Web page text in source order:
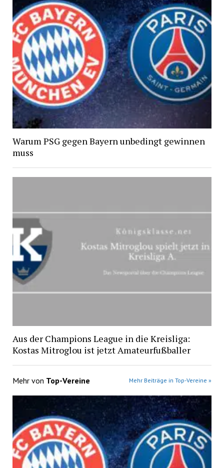
Warum PSG gegen Bayern unbedingt gewinnen
muss
Aus der Champions League in die Kreisliga:
Kostas Mitroglou ist jetzt Amateurfußballer
Mehr von Top-Vereine Mehr Beiträge in Top-Vereine »